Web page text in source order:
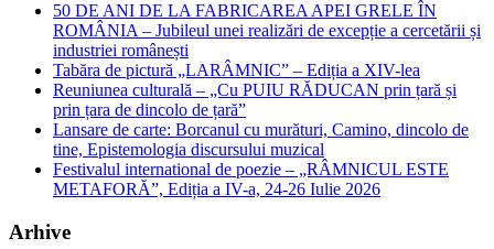
50 DE ANI DE LA FABRICAREA APEI GRELE ÎN
ROMÂNIA – Jubileul unei realizări de excepție a cercetării și
industriei românești
Tabăra de pictură „LARÂMNIC” – Ediția a XIV-lea
Reuniunea culturală – „Cu PUIU RĂDUCAN prin țară și
prin țara de dincolo de țară”
Lansare de carte: Borcanul cu murături, Camino, dincolo de
tine, Epistemologia discursului muzical
Festivalul international de poezie – „RÂMNICUL ESTE
METAFORĂ”, Ediția a IV-a, 24-26 Iulie 2026
Arhive